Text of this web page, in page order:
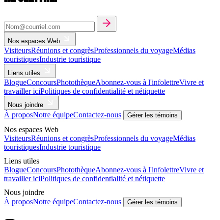
Nos espaces Web
VisiteursRéunions et congrèsProfessionnels du voyageMédias
touristiquesIndustrie touristique
Liens utiles
BlogueConcoursPhotothèqueAbonnez-vous à l'infolettreVivre et
travailler iciPolitiques de confidentialité et nétiquette
Nous joindre
À proposNotre équipeContactez-nous Gérer les témoins
Nos espaces Web
VisiteursRéunions et congrèsProfessionnels du voyageMédias
touristiquesIndustrie touristique
Liens utiles
BlogueConcoursPhotothèqueAbonnez-vous à l'infolettreVivre et
travailler iciPolitiques de confidentialité et nétiquette
Nous joindre
À proposNotre équipeContactez-nous Gérer les témoins